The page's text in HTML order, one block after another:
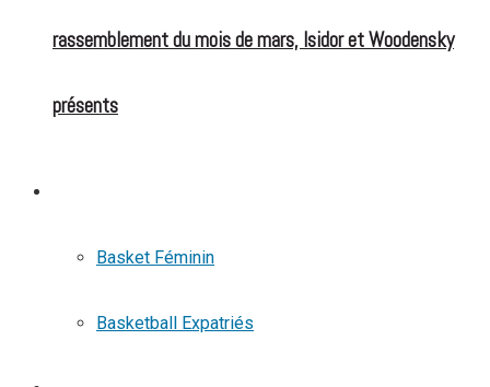
rassemblement du mois de mars, Isidor et Woodensky
présents
Basket Féminin
Basketball Expatriés